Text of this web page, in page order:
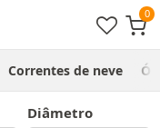
Correntes de neve
Diâmetro